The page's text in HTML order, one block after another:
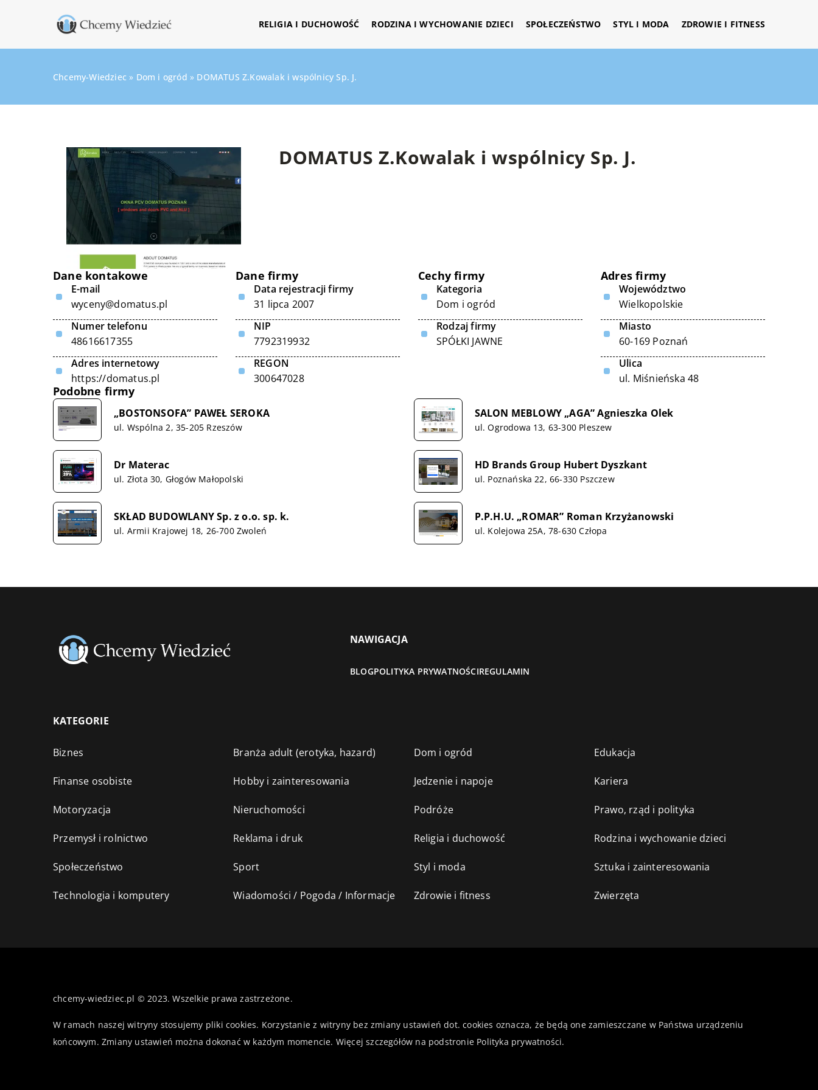
RELIGIA I DUCHOWOŚĆ RODZINA I WYCHOWANIE DZIECI SPOŁECZEŃSTWO STYL I MODA ZDROWIE I FITNESS
Chcemy-Wiedziec » Dom i ogród » DOMATUS Z.Kowalak i wspólnicy Sp. J.
DOMATUS Z.Kowalak i wspólnicy Sp. J.
Dane kontakowe
E-mail
wyceny@domatus.pl
Numer telefonu
48616617355
Adres internetowy
https://domatus.pl
Dane firmy
Data rejestracji firmy
31 lipca 2007
NIP
7792319932
REGON
300647028
Cechy firmy
Kategoria
Dom i ogród
Rodzaj firmy
SPÓŁKI JAWNE
Adres firmy
Województwo
Wielkopolskie
Miasto
60-169 Poznań
Ulica
ul. Miśnieńska 48
Podobne firmy
„BOSTONSOFA” PAWEŁ SEROKA
ul. Wspólna 2, 35-205 Rzeszów
SALON MEBLOWY „AGA” Agnieszka Olek
ul. Ogrodowa 13, 63-300 Pleszew
Dr Materac
ul. Złota 30, Głogów Małopolski
HD Brands Group Hubert Dyszkant
ul. Poznańska 22, 66-330 Pszczew
SKŁAD BUDOWLANY Sp. z o.o. sp. k.
ul. Armii Krajowej 18, 26-700 Zwoleń
P.P.H.U. „ROMAR” Roman Krzyżanowski
ul. Kolejowa 25A, 78-630 Człopa
NAWIGACJA
BLOGPOLITYKA PRYWATNOŚCIREGULAMIN
KATEGORIE
Biznes Branża adult (erotyka, hazard) Dom i ogród Edukacja
Finanse osobiste Hobby i zainteresowania Jedzenie i napoje Kariera
Motoryzacja Nieruchomości Podróże Prawo, rząd i polityka
Przemysł i rolnictwo Reklama i druk Religia i duchowość Rodzina i wychowanie dzieci
Społeczeństwo Sport Styl i moda Sztuka i zainteresowania
Technologia i komputery Wiadomości / Pogoda / Informacje Zdrowie i fitness Zwierzęta
chcemy-wiedziec.pl © 2023. Wszelkie prawa zastrzeżone.
W ramach naszej witryny stosujemy pliki cookies. Korzystanie z witryny bez zmiany ustawień dot. cookies oznacza, że będą one zamieszczane w Państwa urządzeniu
końcowym. Zmiany ustawień można dokonać w każdym momencie. Więcej szczegółów na podstronie Polityka prywatności.